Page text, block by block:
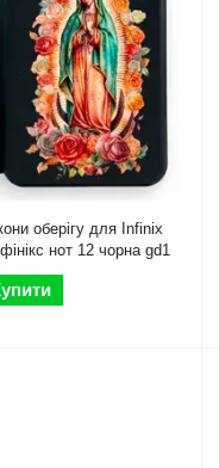
оберігу для Infinix
нот 12 чорна gd1